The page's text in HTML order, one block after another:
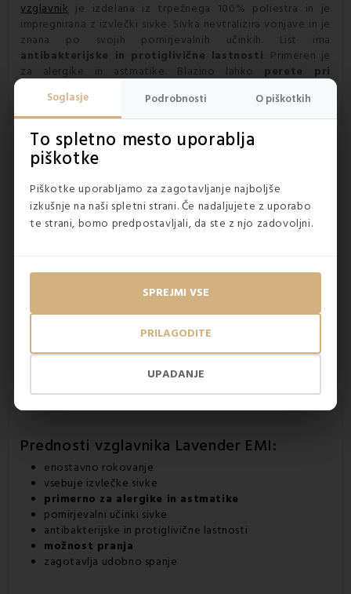
Soglasje Podrobnosti O piškotkih
To spletno mesto uporablja
piškotke
Piškotke uporabljamo za zagotavljanje najboljše
izkušnje na naši spletni strani. Če nadaljujete z uporabo
te strani, bomo predpostavljali, da ste z njo zadovoljni.
UPADANJE
PRILAGODITE
SPREJMI VSE
vzglavnik je izdelana iz trpežnega 100% poliestra in je
impregnirana z izvlečki sivke. Sivka nevtralizira vonjave in je
znana po svojih pomirjevalnih učinkih. List ima
antibakterijske in protiglivične lastnosti. Primeren je
za alergike in astmatike. Blazino lahko perete pri
Teža materiala je
430 g/m2.
Prednosti vzglavnika Lavender EMI:
enostavno rokovanje
vsebuje izvlečke sivke
primerno za alergike in astmatike
pomirjevalni učinki sivke
antibakterijske in protiglivične lastnosti
možnost pranja
zagotavlja udobno spanje